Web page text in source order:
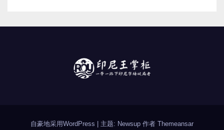
自豪地采用WordPress 主题: Newsup 作者 Themeansar